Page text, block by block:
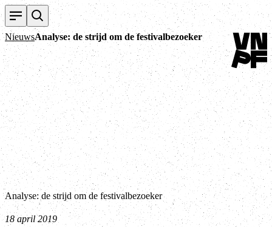
NieuwsAnalyse: de strijd om de festivalbezoeker
Terug
Analyse: de strijd om de festivalbezoeker
18 april 2019